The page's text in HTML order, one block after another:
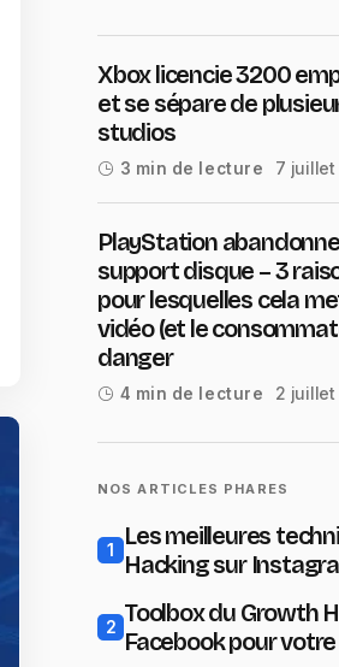
Xbox licencie 3200
et se sépare de
studios
3 min de lecture 7 juillet
PlayStation
support disque – 3
pour lesquelles cela
vidéo (et le
danger
4 min de lecture 2 juillet
NOS ARTICLES PHARES
1
Les meilleures
Hacking sur
2 Toolbox du Growth
Facebook pour